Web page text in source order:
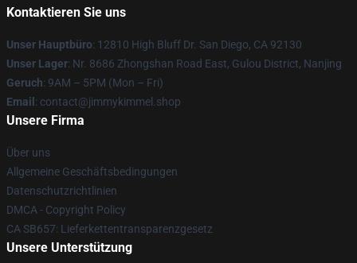
Kontaktieren Sie uns
Unser Hauptbüro: 12810 High Bluff Dr. San Diego, CA 92130
Unser Lager: Nr. 8686 Zhongshan Road East, Gulou District, Nanjing
Geruch: 9AM – 5PM (Mon – Fri)
Email : contact@jimmykimmel.shop
Unsere Firma
Über uns
Allgemeine Geschäftsbedingungen
Datenschutzrichtlinien
DMCA - Copyright Policy
CA SB657: Lieferkettentransparenzgesetz
Unsere Unterstützung